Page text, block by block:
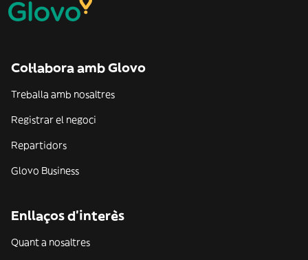
Col·labora amb Glovo
Treballa amb nosaltres
Registrar el negoci
Repartidors
Glovo Business
Enllaços d'interès
Quant a nosaltres